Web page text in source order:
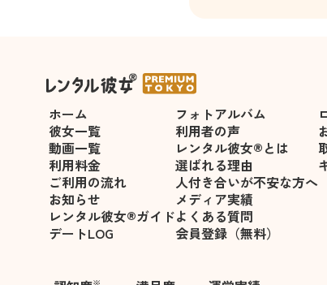
ホーム
彼女一覧
動画一覧
利用料金
ご利用の流れ
お知らせ
レンタル彼女®ガイド
デートLOG
フォトアルバム
利用者の声
レンタル彼女®とは
選ばれる理由
人付き合いが不安な方へ
メディア実績
よくある質問
会員登録（無料）